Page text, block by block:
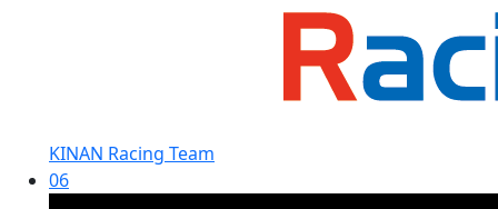
KINAN Racing Team
06